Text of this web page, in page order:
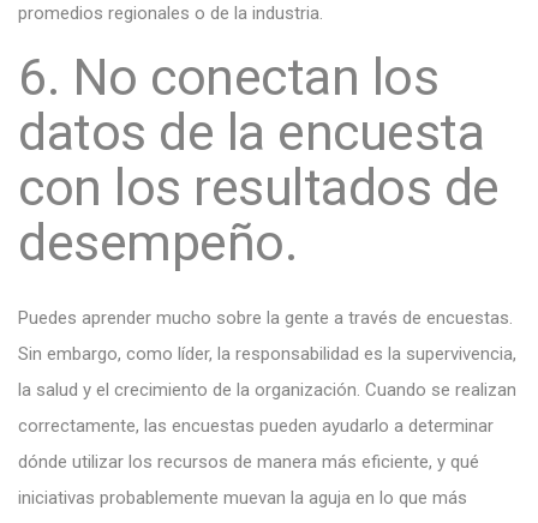
promedios regionales o de la industria.
6. No conectan los
datos de la encuesta
con los resultados de
desempeño.
Puedes aprender mucho sobre la gente a través de encuestas.
Sin embargo, como líder, la responsabilidad es la supervivencia,
la salud y el crecimiento de la organización. Cuando se realizan
correctamente, las encuestas pueden ayudarlo a determinar
dónde utilizar los recursos de manera más eficiente, y qué
iniciativas probablemente muevan la aguja en lo que más